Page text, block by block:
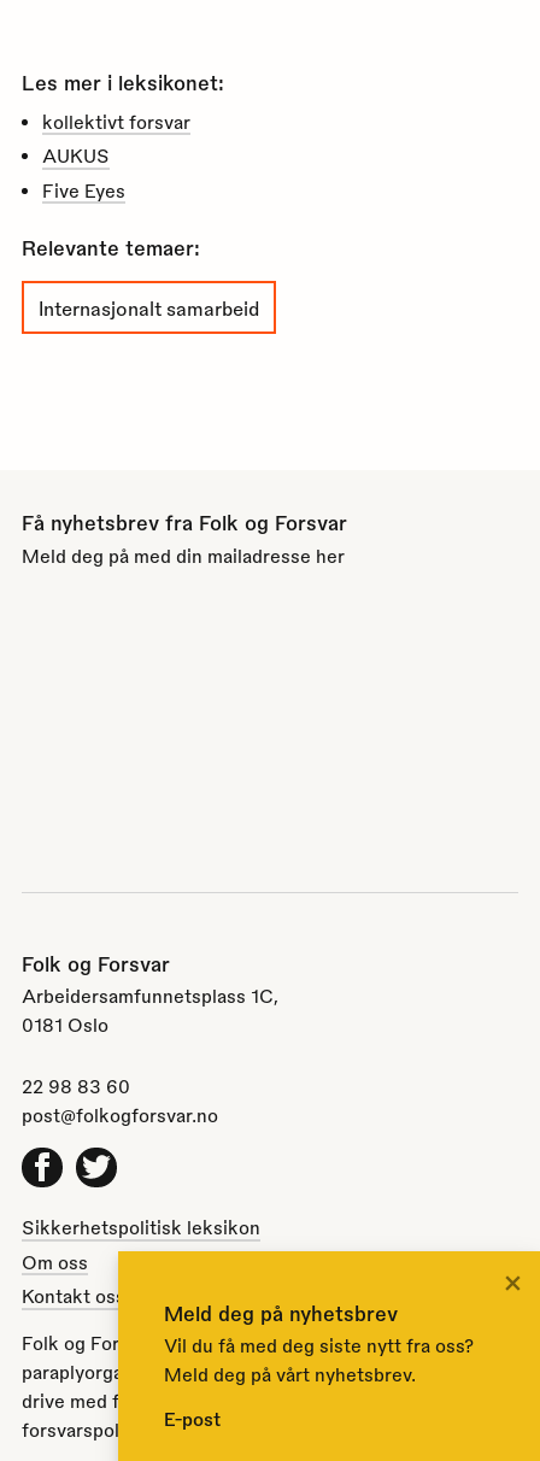
Les mer i leksikonet:
kollektivt forsvar
AUKUS
Five Eyes
Relevante temaer:
Internasjonalt samarbeid
Få nyhetsbrev fra Folk og Forsvar
Meld deg på med din mailadresse her
Folk og Forsvar
Arbeidersamfunnetsplass 1C,
0181 Oslo
22 98 83 60
post@folkogforsvar.no
Facebook
Twitter
Sikkerhetspolitisk leksikon
Om oss
Kontakt oss
Folk og Forsvar er en partipolitisk nøytral
paraplyorganisasjon opprettet av Stortinget i 1951 for å
drive med folkeopplysning om norsk sikkerhets- og
forsvarspolitikk.
Meld deg på nyhetsbrev
Vil du få med deg siste nytt fra oss?
Meld deg på vårt nyhetsbrev.
E-post
×